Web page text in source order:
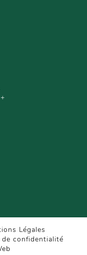
Légales
de confidentialité